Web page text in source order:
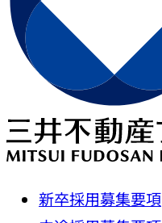
新卒採用募集要項